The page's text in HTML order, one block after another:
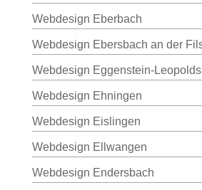
Webdesign Eberbach
Webdesign Ebersbach an der
Webdesign Eggenstein-
Webdesign Ehningen
Webdesign Eislingen
Webdesign Ellwangen
Webdesign Endersbach